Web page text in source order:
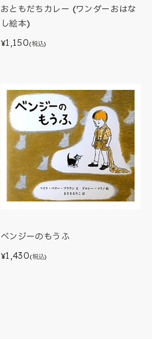
おともだちカレー (ワンダーおはな
し絵本)
¥1,150(税込)
ベンジーのもうふ
¥1,430(税込)